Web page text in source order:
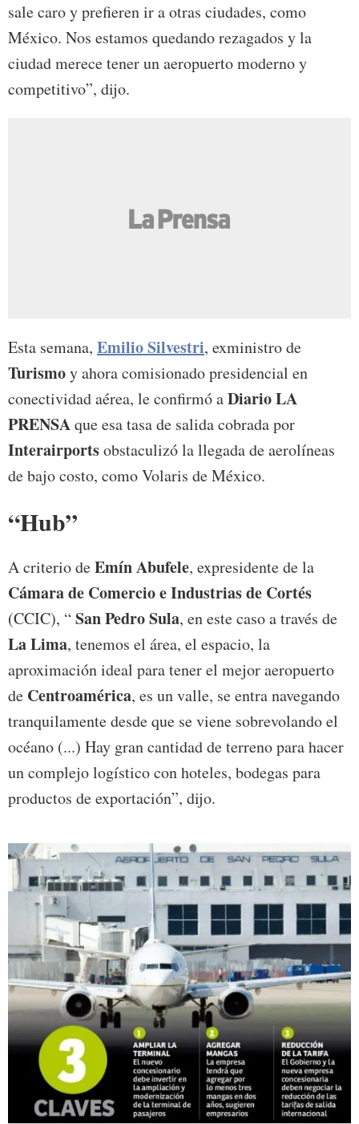
sale caro y prefieren ir a otras ciudades, como
México. Nos estamos quedando rezagados y la
ciudad merece tener un aeropuerto moderno y
competitivo”, dijo.
Esta semana, Emilio Silvestri, exministro de
Turismoy ahora comisionado presidencial en
conectividad aérea, le confirmó aDiario LA
PRENSAque esa tasa de salida cobrada por
Interairportsobstaculizó la llegada de aerolíneas
de bajo costo, como Volaris de México.
“Hub”
A criterio deEmín Abufele, expresidente de la
Cámara de Comercio e Industrias de Cortés
(CCIC), “San Pedro Sula, en este caso a través de
La Lima, tenemos el área, el espacio, la
aproximación ideal para tener el mejor aeropuerto
de Centroamérica, es un valle, se entra navegando
tranquilamente desde que se viene sobrevolando el
océano (...) Hay gran cantidad de terreno para hacer
un complejo logístico con hoteles, bodegas para
productos de exportación”, dijo.